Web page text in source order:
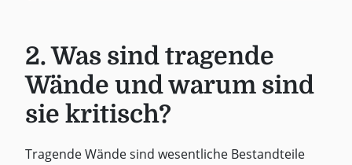
2. Was sind tragende
Wände und warum sind
sie kritisch?
Tragende Wände sind wesentliche Bestandteile